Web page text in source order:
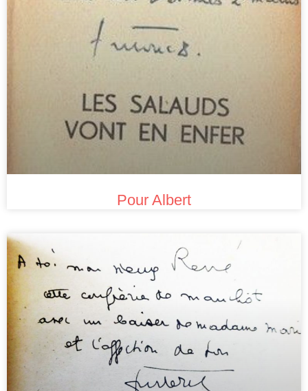
Pour Albert